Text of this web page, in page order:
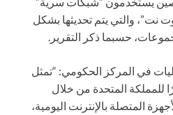
نت”، والتي يتم تحديثها بشكل
حسبما ذكر التقرير.
في المركز الحكومي: “تمثل
للمملكة المتحدة من خلال
المتصلة بالإنترنت اليومية،